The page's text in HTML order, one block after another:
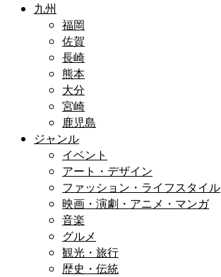
九州
福岡
佐賀
長崎
熊本
大分
宮崎
鹿児島
ジャンル
イベント
アート・デザイン
ファッション・ライフスタイル
映画・演劇・アニメ・マンガ
音楽
グルメ
観光・旅行
歴史・伝統